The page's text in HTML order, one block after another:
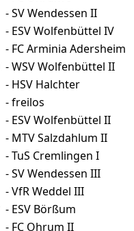
-SV Wendessen II
- ESV Wolfenbüttel IV
- FC Arminia Adersheim
-WSV Wolfenbüttel II
- HSV Halchter
-freilos
- ESV Wolfenbüttel II
- MTV Salzdahlum II
-TuS Cremlingen I
-SV Wendessen III
-VfR Weddel III
- ESV Börßum
- FC Ohrum II